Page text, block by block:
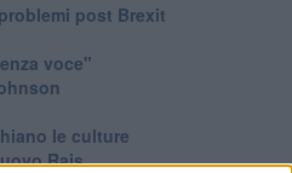
post Brexit
voce"
le culture
Rais